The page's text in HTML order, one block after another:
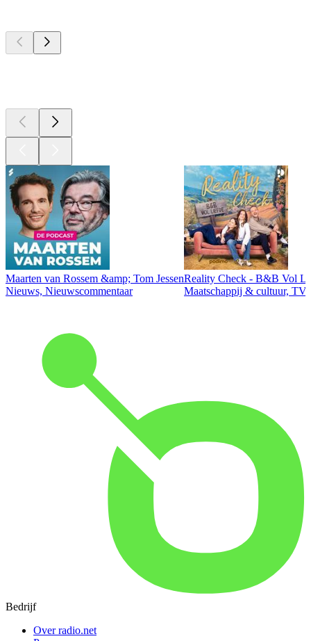
Maarten van Rossem &amp; Tom Jessen
Nieuws, Nieuwscommentaar
Reality Check - B&B Vol
Maatschappij & cultuur,
Bedrijf
Over radio.net